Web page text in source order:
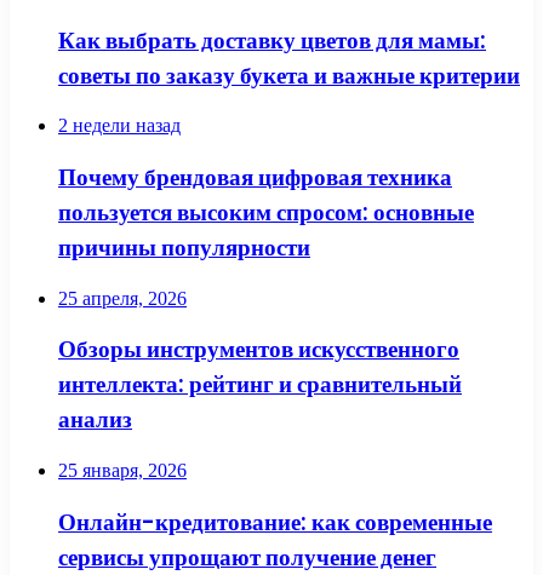
Как выбрать доставку цветов для мамы:
советы по заказу букета и важные критерии
2 недели назад
Почему брендовая цифровая техника
пользуется высоким спросом: основные
причины популярности
25 апреля, 2026
Обзоры инструментов искусственного
интеллекта: рейтинг и сравнительный
анализ
25 января, 2026
Онлайн-кредитование: как современные
сервисы упрощают получение денег